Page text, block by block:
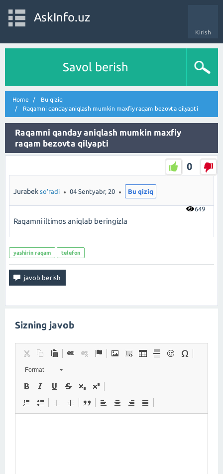
Kirish
AskInfo.uz
Savol berish
Home
Bu qiziq
Raqamni qanday aniqlash mumkin maxfiy raqam bezovta qilyapti
Raqamni qanday aniqlash mumkin maxfiy
raqam bezovta qilyapti
0
649
Jurabek so'radi 04 Sentyabr, 20 Bu qiziq
Raqamni iltimos aniqlab beringizla
yashirin raqam telefon
Sizning javob
Format